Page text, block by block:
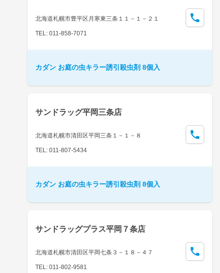
北海道札幌市豊平区月寒東三条１１－１－２１
TEL: 011-858-7071
カダン お庭の虫キラー誘引殺虫剤 8個入
サンドラッグ平岡三条店
北海道札幌市清田区平岡三条１－１－８
TEL: 011-807-5434
カダン お庭の虫キラー誘引殺虫剤 8個入
サンドラッグプラス平岡７条店
北海道札幌市清田区平岡七条３－１８－４７
TEL: 011-802-9581